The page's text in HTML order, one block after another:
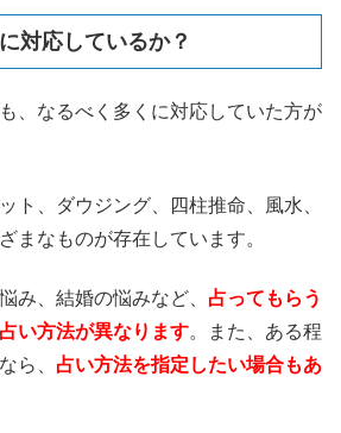
対応しているか？
、なるべく多くに対応していた方が
ト、ダウジング、四柱推命、風水、
まなものが存在しています。
み、結婚の悩みなど、 占ってもらう
い方法が異なります。また、ある程
ら、 占い方法を指定したい場合もあ